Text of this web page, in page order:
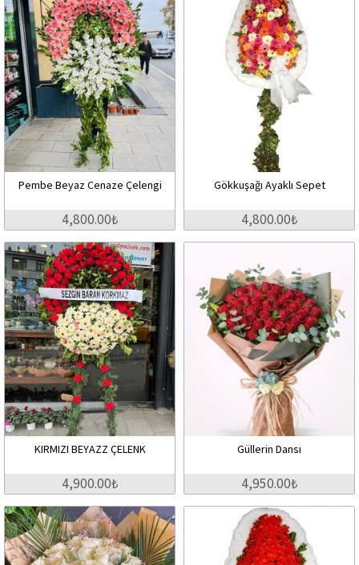
Pembe Beyaz Cenaze Çelengi
4,800.00₺
Gökkuşağı Ayaklı Sepet
4,800.00₺
KIRMIZI BEYAZZ ÇELENK
4,900.00₺
Güllerin Dansı
4,950.00₺